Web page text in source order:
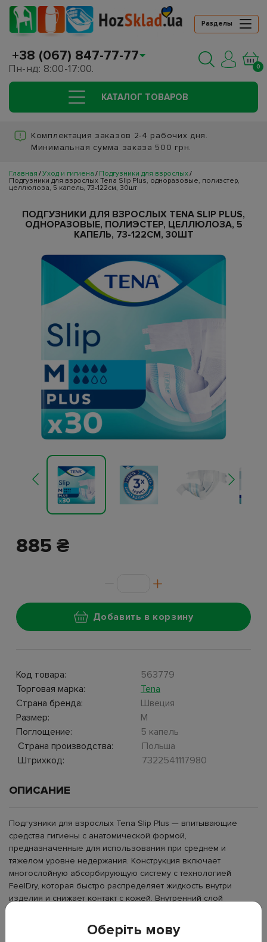
Разделы
+38 (067) 847-77-77
Пн-нд: 8:00-17:00. 0
КАТАЛОГ ТОВАРОВ
Комплектация заказов 2-4 рабочих дня.
Минимальная сумма заказа 500 грн.
Главная Уход и гигиена
Подгузники для взрослых
Подгузники для взрослых Tena Slip Plus, одноразовые, полиэстер,
целлюлоза, 5 капель, 73-122см, 30шт
ПОДГУЗНИКИ ДЛЯ ВЗРОСЛЫХ TENA SLIP PLUS,
ОДНОРАЗОВЫЕ, ПОЛИЭСТЕР, ЦЕЛЛЮЛОЗА, 5
КАПЕЛЬ, 73-122СМ, 30ШТ
885 ₴
Добавить в корзину
Код товара:
563779
Торговая марка:
Tena
Страна бренда:
Швеция
Размер:
M
Поглощение:
5 капель
Страна производства:
Польша
Штрихкод:
7322541117980
ОПИСАНИЕ
Подгузники для взрослых Tena Slip Plus — впитывающие
средства гигиены с анатомической формой,
предназначенные для использования при среднем и
тяжелом уровне недержания. Конструкция включает
многослойную абсорбирующую систему с технологией
FeelDry, которая быстро распределяет жидкость внутри
изделия и снижает контакт с кожей. Внутренний слой
протекания по краям. Эластичный пояс Flexifit повторяет
контуры тела и сохраняет фиксацию при движении, а
Оберіть мову